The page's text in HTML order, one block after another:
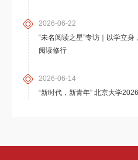
2026-06-22
“未名阅读之星”专访｜以学立
阅读修行
2026-06-14
“新时代，新青年” 北京大学